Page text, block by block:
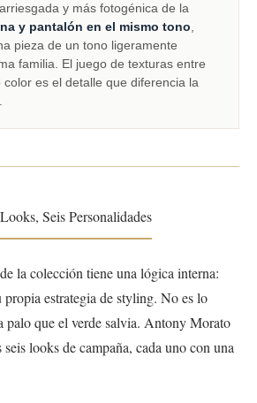
y más fotogénica de la
y pantalón en el mismo tono
pieza de un tono ligeramente
familia. El juego de texturas entre
es el detalle que diferencia la
Seis Personalidades
la colección tiene una lógica interna:
estrategia de styling. No es lo
palo que el verde salvia. Antony Morato
looks de campaña, cada uno con una